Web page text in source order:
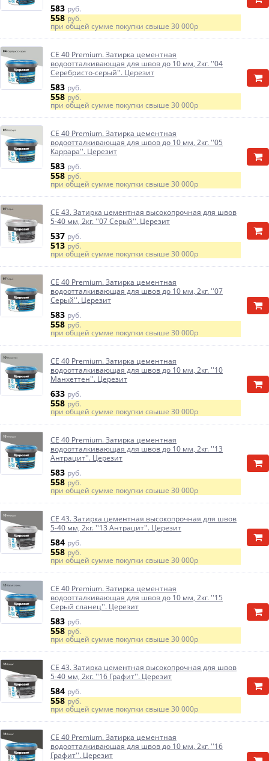
583 руб.
558руб.
при общей сумме покупки свыше 30 000р
CE 40 Premium. Затирка цементная
водоотталкивающая для швов до 10 мм, 2кг. ''04
Серебристо-серый''. Церезит
583 руб.
558руб.
при общей сумме покупки свыше 30 000р
CE 40 Premium. Затирка цементная
водоотталкивающая для швов до 10 мм, 2кг. ''05
Каррара''. Церезит
583 руб.
558руб.
при общей сумме покупки свыше 30 000р
CE 43. Затирка цементная высокопрочная для швов
5-40 мм, 2кг. ''07 Серый''. Церезит
537 руб.
513руб.
при общей сумме покупки свыше 30 000р
CE 40 Premium. Затирка цементная
водоотталкивающая для швов до 10 мм, 2кг. ''07
Серый''. Церезит
583 руб.
558руб.
при общей сумме покупки свыше 30 000р
CE 40 Premium. Затирка цементная
водоотталкивающая для швов до 10 мм, 2кг. ''10
Манхеттен''. Церезит
633 руб.
558руб.
при общей сумме покупки свыше 30 000р
CE 40 Premium. Затирка цементная
водоотталкивающая для швов до 10 мм, 2кг. ''13
Антрацит''. Церезит
583 руб.
558руб.
при общей сумме покупки свыше 30 000р
CE 43. Затирка цементная высокопрочная для швов
5-40 мм, 2кг. ''13 Антрацит''. Церезит
584 руб.
558руб.
при общей сумме покупки свыше 30 000р
CE 40 Premium. Затирка цементная
водоотталкивающая для швов до 10 мм, 2кг. ''15
Серый сланец''. Церезит
583 руб.
558руб.
при общей сумме покупки свыше 30 000р
CE 43. Затирка цементная высокопрочная для швов
5-40 мм, 2кг. ''16 Графит''. Церезит
584 руб.
558руб.
при общей сумме покупки свыше 30 000р
CE 40 Premium. Затирка цементная
водоотталкивающая для швов до 10 мм, 2кг. ''16
Графит''. Церезит